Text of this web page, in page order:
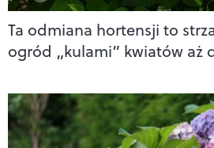
Ta odmiana hortensji to
ogród „kulami” kwiatów aż